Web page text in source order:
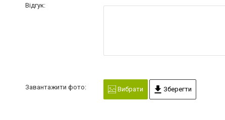
Відгук:
Завантажити фото: Вибрати Зберегти